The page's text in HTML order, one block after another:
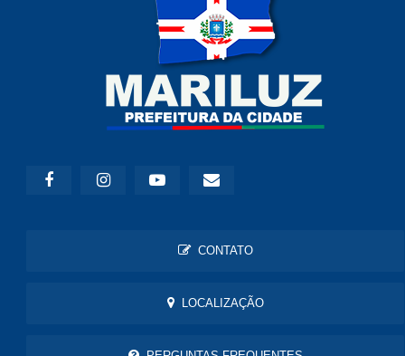
CONTATO
LOCALIZAÇÃO